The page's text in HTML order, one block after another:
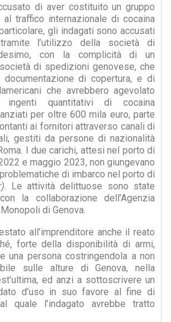
di aver costituito un gruppo
traffico internazionale di cocaina
gli indagati sono accusati
l’utilizzo della società di
con la complicità di un
di spedizioni genovese, che
di copertura, e di
che avrebbero agevolato
ingenti quantitativi di cocaina
per oltre 600 mila euro, parte
ai fornitori attraverso canali di
gestiti da persone di nazionalità
I due carichi, attesi nel porto di
e maggio 2023, non giungevano
di imbarco nel porto di
. Le attività delittuose sono state
la collaborazione dell’Agenzia
di Genova.
all’imprenditore anche il reato
forte della disponibilità di armi,
una persona costringendola a non
sulle alture di Genova, nella
ed anzi a sottoscrivere un
d’uso in suo favore al fine di
quale l’indagato avrebbe tratto